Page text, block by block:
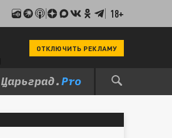
18+
ОТКЛЮЧИТЬ РЕКЛАМУ